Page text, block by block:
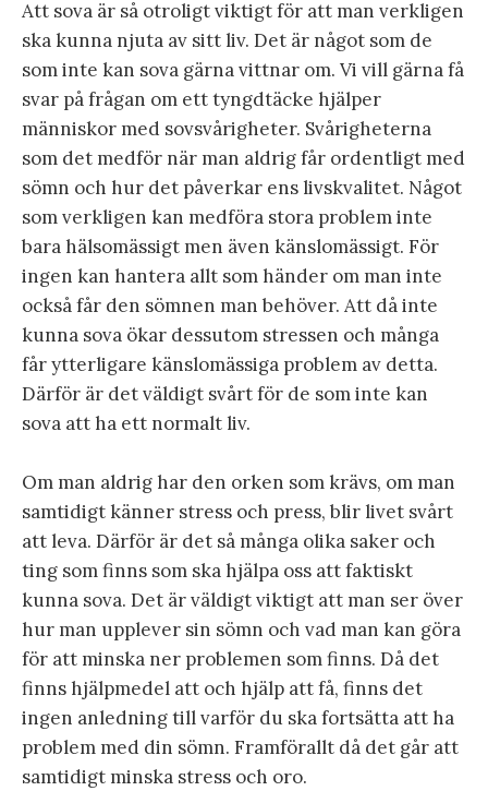
Att sova är så otroligt viktigt för att man verkligen
ska kunna njuta av sitt liv. Det är något som de
som inte kan sova gärna vittnar om. Vi vill gärna få
svar på frågan om ett tyngdtäcke hjälper
människor med sovsvårigheter. Svårigheterna
som det medför när man aldrig får ordentligt med
sömn och hur det påverkar ens livskvalitet. Något
som verkligen kan medföra stora problem inte
bara hälsomässigt men även känslomässigt. För
ingen kan hantera allt som händer om man inte
också får den sömnen man behöver. Att då inte
kunna sova ökar dessutom stressen och många
får ytterligare känslomässiga problem av detta.
Därför är det väldigt svårt för de som inte kan
sova att ha ett normalt liv.
Om man aldrig har den orken som krävs, om man
samtidigt känner stress och press, blir livet svårt
att leva. Därför är det så många olika saker och
ting som finns som ska hjälpa oss att faktiskt
kunna sova. Det är väldigt viktigt att man ser över
hur man upplever sin sömn och vad man kan göra
för att minska ner problemen som finns. Då det
finns hjälpmedel att och hjälp att få, finns det
ingen anledning till varför du ska fortsätta att ha
problem med din sömn. Framförallt då det går att
samtidigt minska stress och oro.